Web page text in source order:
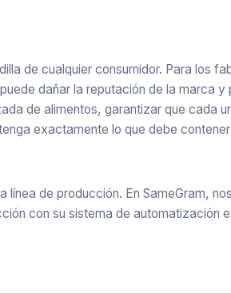
de cualquier consumidor. Para los
dañar la reputación de la marca y
de alimentos, garantizar que cada
exactamente lo que debe contener
línea de producción. En SameGram, nos
con su sistema de automatización